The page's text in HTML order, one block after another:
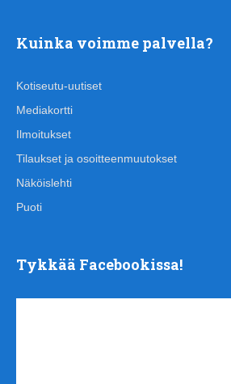
Kuinka voimme palvella?
Kotiseutu-uutiset
Mediakortti
Ilmoitukset
Tilaukset ja osoitteenmuutokset
Näköislehti
Puoti
Tykkää Facebookissa!